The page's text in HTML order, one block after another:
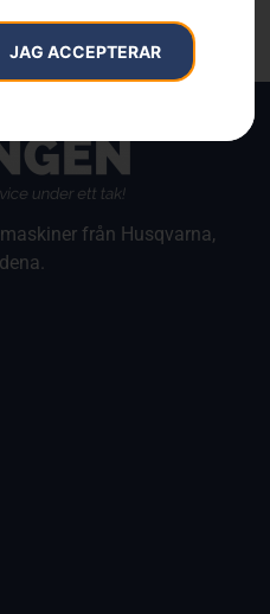
JAG ACCEPTERAR
från Husqvarna,